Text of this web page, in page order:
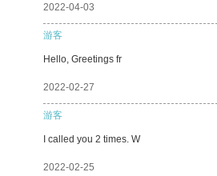
2022-04-03
游客
Hello, Greetings fr
2022-02-27
游客
I called you 2 times. W
2022-02-25